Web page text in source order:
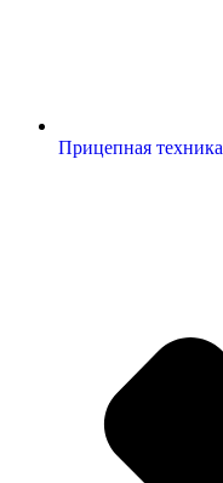
Прицепная техника